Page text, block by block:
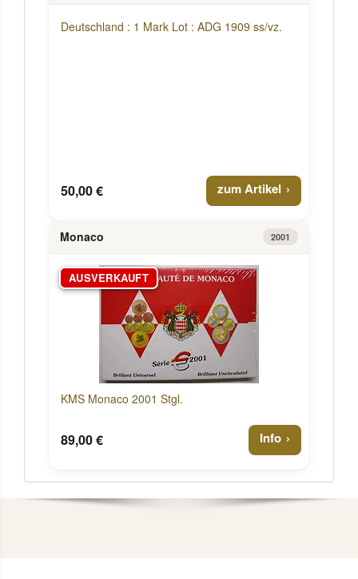
Deutschland : 1 Mark Lot : ADG 1909 ss/vz.
50,00 € zum Artikel
Monaco 2001
AUSVERKAUFT
KMS Monaco 2001 Stgl.
89,00 € Info